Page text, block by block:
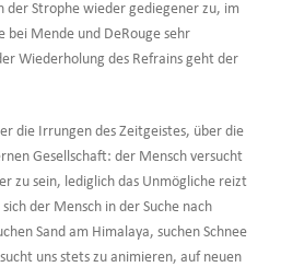
der Strophe wieder gediegener zu, im
Mende und DeRouge sehr
Wiederholung des Refrains geht der
die Irrungen des Zeitgeistes, über die
Gesellschaft: der Mensch versucht
zu sein, lediglich das Unmögliche reizt
der Mensch in der Suche nach
Sand am Himalaya, suchen Schnee
uns stets zu animieren, auf neuen